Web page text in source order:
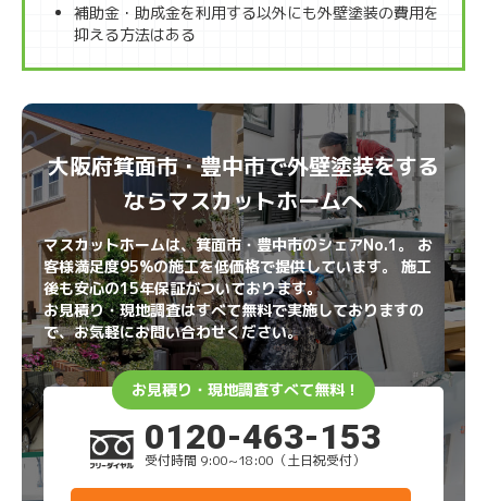
補助金・助成金を利用する以外にも外壁塗装の費用を
抑える方法はある
大阪府箕面市・豊中市で外壁塗装をする
ならマスカットホームへ
マスカットホームは、箕面市・豊中市のシェアNo.1。 お
客様満足度95%の施工を低価格で提供しています。 施工
後も安心の15年保証がついております。
お見積り・現地調査はすべて無料で実施しておりますの
で、お気軽にお問い合わせください。
お見積り・現地調査すべて無料！
0120-463-153
受付時間 9:00~18:00（土日祝受付）